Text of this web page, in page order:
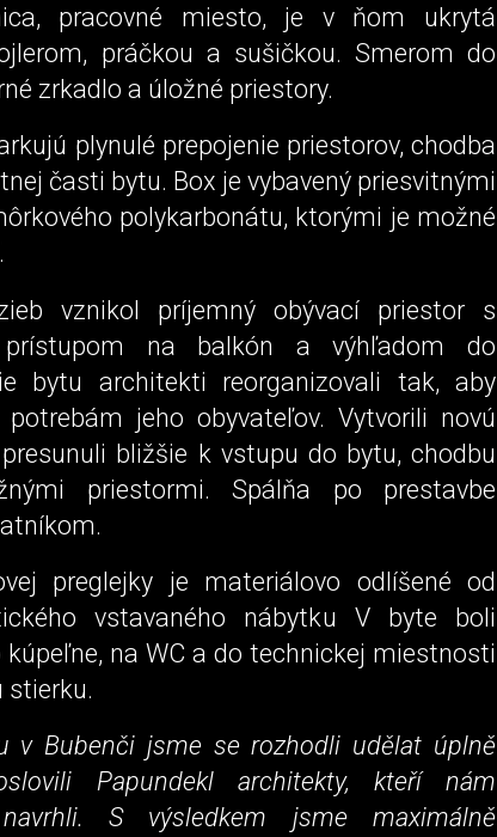
pracovné miesto, je v ňom ukrytá
práčkou a sušičkou. Smerom do
zrkadlo a úložné priestory.
plynulé prepojenie priestorov, chodba
časti bytu. Box je vybavený priesvitnými
polykarbonátu, ktorými je možné
vznikol príjemný obývací priestor s
prístupom na balkón a výhľadom do
bytu architekti reorganizovali tak, aby
jeho obyvateľov. Vytvorili novú
bližšie k vstupu do bytu, chodbu
priestormi. Spálňa po prestavbe
preglejky je materiálovo odlíšené od
vstavaného nábytku V byte boli
kúpeľne, na WC a do technickej miestnosti
stierku.
v Bubenči jsme se rozhodli udělat úplně
Papundekl architekty, kteří nám
S výsledkem jsme maximálně